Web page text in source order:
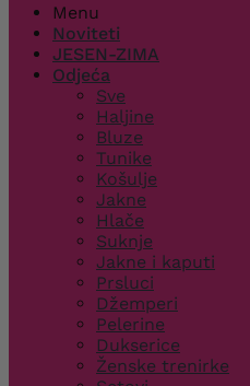
Menu
Noviteti
JESEN-ZIMA
Odjeća
Sve
Haljine
Bluze
Tunike
Košulje
Jakne
Hlače
Suknje
Jakne i kaputi
Prsluci
Džemperi
Pelerine
Dukserice
Ženske trenirke